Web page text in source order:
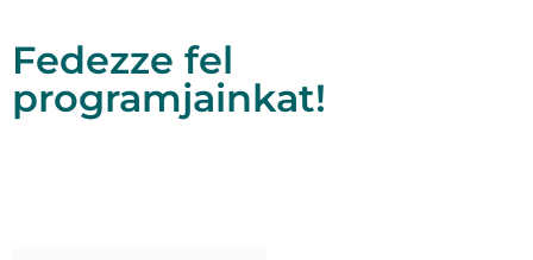
Fedezze fel
programjainkat!